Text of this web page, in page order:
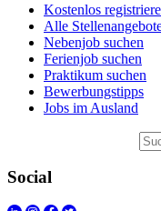
Kostenlos
Alle
Nebenjob suchen
Ferienjob suchen
Praktikum suchen
Bewerbungstipps
Jobs im Ausland
Social